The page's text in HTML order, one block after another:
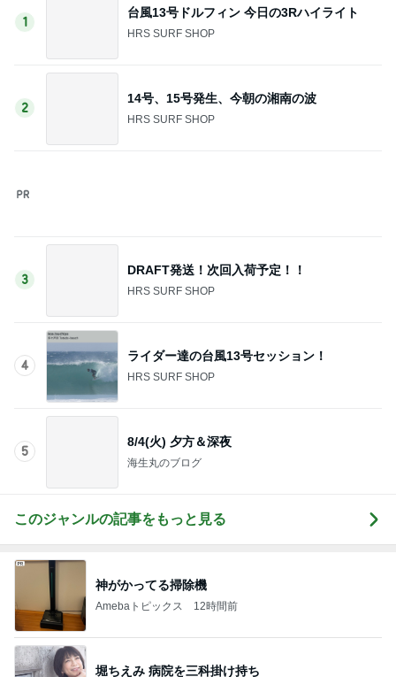
4
ライダー達の台風13号セッション！
HRS SURF SHOP
5
8/4(火) 夕方＆深夜
海生丸のブログ
神がかってる掃除機
Amebaトピックス 12時間前
堀ちえみ 病院を三科掛け持ち
Amebaトピックス 1日前
モト冬樹 歯ごたえが違う小玉スイカ
Amebaトピックス 2日前
Amebaトピックス 11時間前
子どもも大好き10分で完成のチャーハン
Amebaトピックス 1日前